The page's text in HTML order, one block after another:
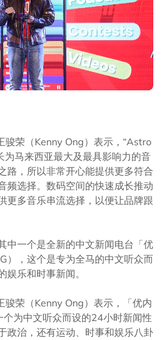
骏荣（Kenny Ong）表示，“Astro
为马来西亚最大及最具影响力的音
路，所以非常开心能提供更多符合
频选择。数码空间的快速成长推动
更多音乐串流选择，以便让品牌跟
中一个是全新的中文新闻电台「优
），这个是专为全马的中文听众而
娱乐和时事新闻。
荣（Kenny Ong）表示，「优内
为中文听众而设的24小时新闻性
政治，还有运动、时事和娱乐八卦